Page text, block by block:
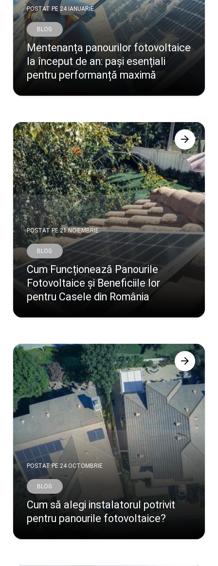
POSTAT PE 24 IANUARIE
BLOG
Mentenanța panourilor fotovoltaice
la început de an: pași esențiali
pentru performanță maximă
POSTAT PE21 NOIEMBRIE
BLOG
Cum Funcționează Panourile
Fotovoltaice și Beneficiile lor
pentru Casele din România
POSTAT PE 24 OCTOMBRIE
BLOG
Cum să alegi instalatorul potrivit
pentru panourile fotovoltaice?